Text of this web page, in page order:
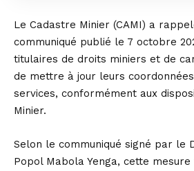
Le Cadastre Minier (CAMI) a
communiqué publié le 7 octobre
titulaires de droits miniers et de
de mettre à jour leurs
services, conformément aux
Minier.
Selon le communiqué signé par le
Popol Mabola Yenga, cette